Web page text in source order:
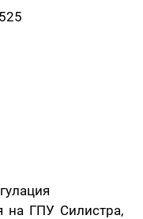
на ГПУ Силистра,